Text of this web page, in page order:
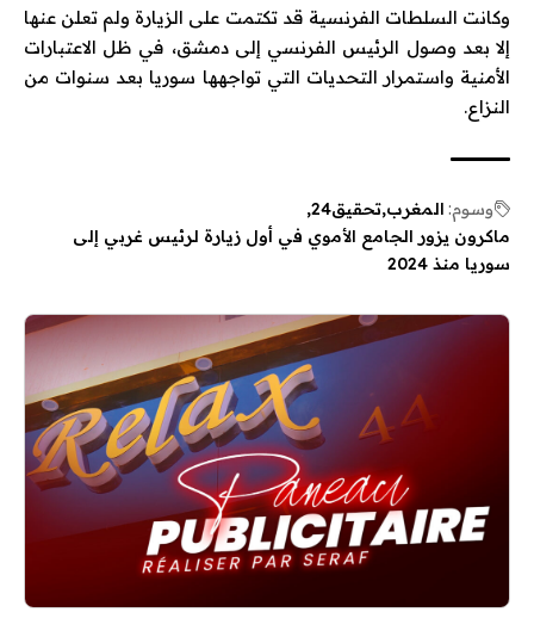
وكانت السلطات الفرنسية قد تكتمت على الزيارة ولم تعلن عنها
إلا بعد وصول الرئيس الفرنسي إلى دمشق، في ظل الاعتبارات
الأمنية واستمرار التحديات التي تواجهها سوريا بعد سنوات من
النزاع.
وسوم: المغرب تحقيق24
ماكرون يزور الجامع الأموي في أول زيارة لرئيس غربي إلى
سوريا منذ 2024